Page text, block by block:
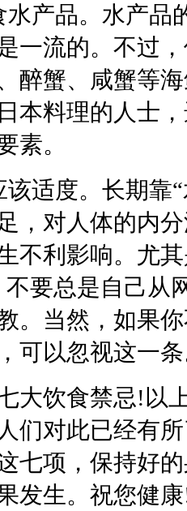
品。水产品
一流的。不过
醉蟹、咸蟹等
本料理的人士
素。
度。长期靠“
，对人体的内
不利影响。尤
不要总是自己从
。当然，如果
可以忽视这一
饮食禁忌!以
们对此已经有
七项，保持好
发生。祝您健